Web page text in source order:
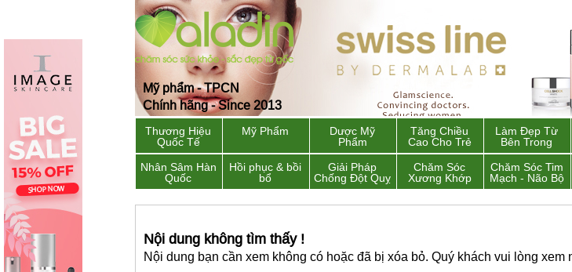
Mỹ phẩm - TPCN
Chính hãng - Since 2013
Thương Hiệu
Quốc Tế
Mỹ Phẩm
Dược Mỹ
Phẩm
Tăng Chiều
Cao Cho Trẻ
Làm Đẹp Từ
Bên Trong
Nhân Sâm Hàn
Quốc
Hồi phục & bồi
bổ
Giải Pháp
Chống Đột Quỵ
Chăm Sóc
Xương Khớp
Chăm Sóc Tim
Mạch - Não Bộ
Nội dung không tìm thấy !
Nội dung bạn cần xem không có hoặc đã bị xóa bỏ. Quý khách vui lòng xem